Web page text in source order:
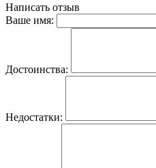
Написать отзыв
Ваше имя:
Достоинства:
Недостатки: